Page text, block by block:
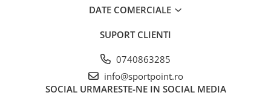
DATE COMERCIALE
SUPORT CLIENTI
0740863285
info@sportpoint.ro
SOCIAL URMARESTE-NE IN SOCIAL MEDIA